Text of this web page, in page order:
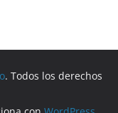
. Todos los derechos